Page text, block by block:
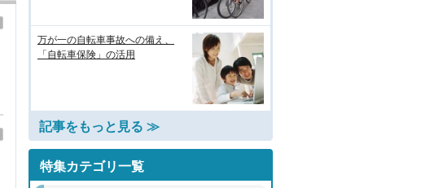
万が一の自転車事故への備え、
「自転車保険」の活用
記事をもっと見る ≫
特集カテゴリ一覧